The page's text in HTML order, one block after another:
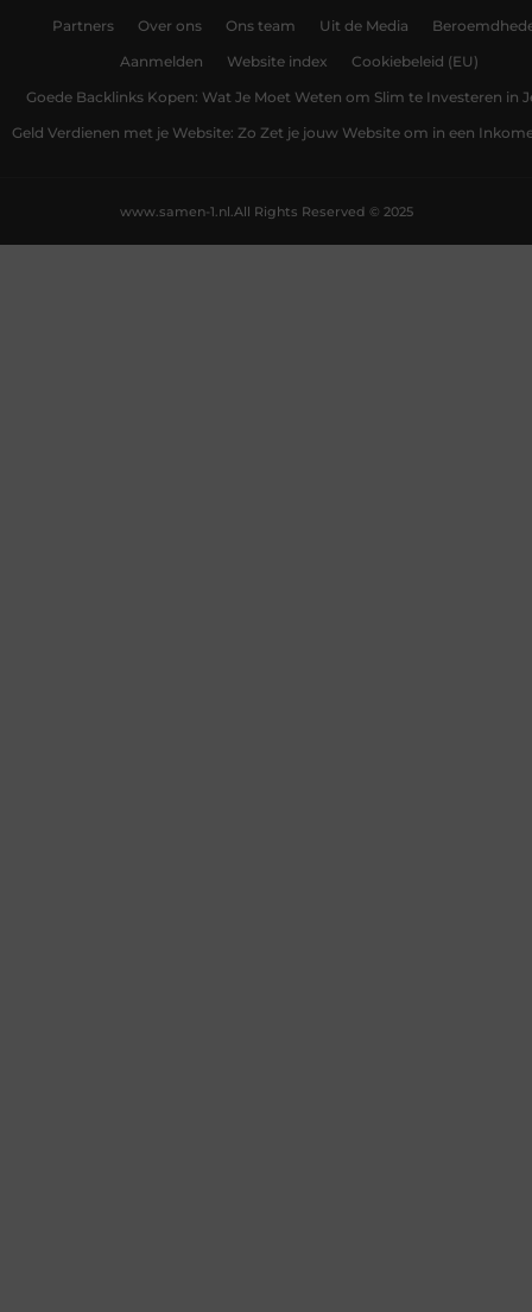
Partners Over ons Ons team Uit de Media
Aanmelden Website index Cookiebeleid (EU)
Goede Backlinks Kopen: Wat Je Moet Weten om Slim te Investeren in
Geld Verdienen met je Website: Zo Zet je jouw Website om in een
All Rights Reserved © 2025
www.samen-1.nl.